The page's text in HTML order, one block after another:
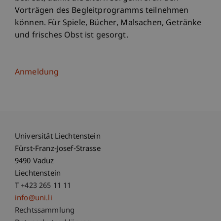
Vorträgen des Begleitprogramms teilnehmen
können. Für Spiele, Bücher, Malsachen, Getränke
und frisches Obst ist gesorgt.
Anmeldung
Universität Liechtenstein
Fürst-Franz-Josef-Strasse
9490 Vaduz
Liechtenstein
T +423 265 11 11
info@uni.li
Fußzeile Rechtliche Hinweise
Rechtssammlung